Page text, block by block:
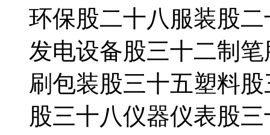
环保股二十八服装股
发电设备股三十二制
刷包装股三十五塑料
股三十八仪器仪表股